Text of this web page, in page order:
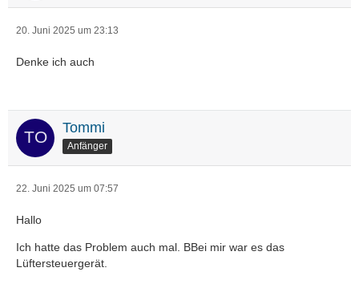
20. Juni 2025 um 23:13
Denke ich auch
Tommi
Anfänger
22. Juni 2025 um 07:57
Hallo
Ich hatte das Problem auch mal. BBei mir war es das
Lüftersteuergerät.